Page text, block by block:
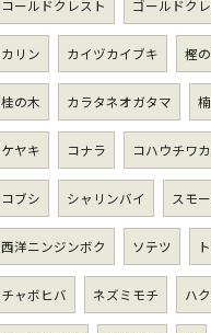
コールドクレスト ゴールドク
カリン カイヅカイブキ 樫
桂の木 カラタネオガタマ 楠
ケヤキ コナラ コハウチワ
コブシ シャリンバイ スモ
西洋ニンジンボク ソテツ
チャボヒバ ネズミモチ ハ